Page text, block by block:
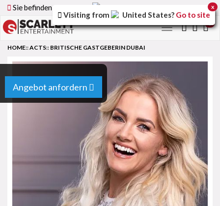
Sie befinden sich auf der Version der Website
Toggle
Angebot anfordern
HOME::ACTS:: BRITISCHE GASTGEBERIN DUBAI
Visiting from United States? Go to site
x